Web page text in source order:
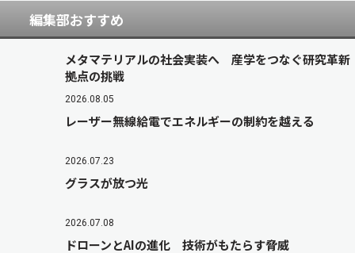
編集部おすすめ
メタマテリアルの社会実装へ 産学をつなぐ研究革新
拠点の挑戦
2026.08.05
レーザー無線給電でエネルギーの制約を越える
2026.07.23
グラスが放つ光
2026.07.08
ドローンとAIの進化 技術がもたらす脅威